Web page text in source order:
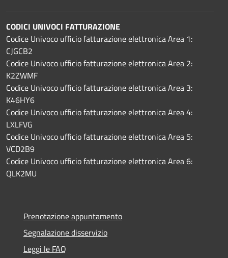
CODICI UNIVOCI FATTURAZIONE
Codice Univoco ufficio fatturazione elettronica Area 1:
CJGCB2
Codice Univoco ufficio fatturazione elettronica Area 2:
K2ZWMF
Codice Univoco ufficio fatturazione elettronica Area 3:
K46HY6
Codice Univoco ufficio fatturazione elettronica Area 4:
LXLFVG
Codice Univoco ufficio fatturazione elettronica Area 5:
VCD2B9
Codice Univoco ufficio fatturazione elettronica Area 6:
QLK2MU
Prenotazione appuntamento
Segnalazione disservizio
Leggi le FAQ